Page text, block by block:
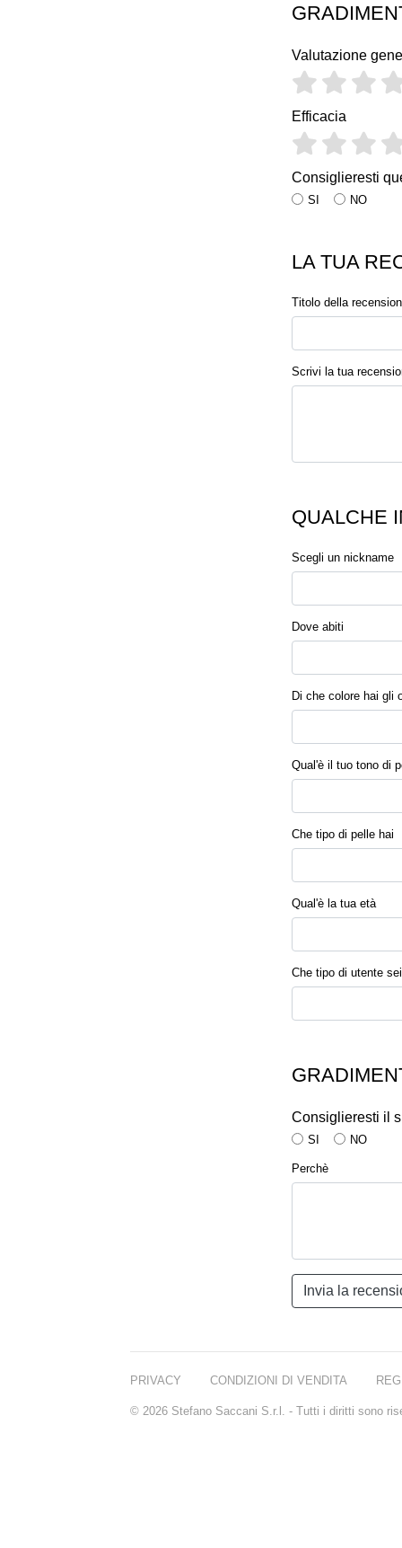
Valutazione
Efficacia
Consiglieresti
SI NO
LA TUA
Titolo della
Scrivi la tua
QUALCHE
Scegli un nickname
Dove abiti
Di che colore hai gli
Qual'è il tuo tono di
Che tipo di pelle hai
Qual'è la tua età
Che tipo di utente sei
Consiglieresti il
SI NO
Perchè
PRIVACY CONDIZIONI DI VENDITA
© 2026 Stefano Saccani S.r.l. - Tutti i diritti sono